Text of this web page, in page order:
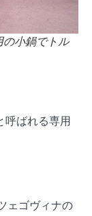
の小鍋でトル
呼ばれる専用
ェゴヴィナの